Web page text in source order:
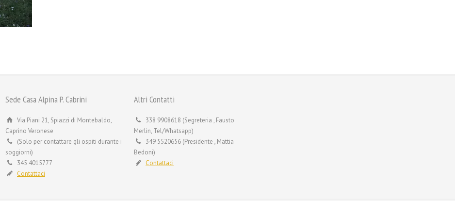
Sede Casa Alpina P. Cabrini
Via Piani 21, Spiazzi di Montebaldo,
Caprino Veronese
(Solo per contattare gli ospiti durante i
soggiorni)
345 4015777
Contattaci
Altri Contatti
338 9908618 (Segreteria , Fausto
Merlin, Tel/Whatsapp)
349 5520656 (Presidente , Mattia
Bedoni)
Contattaci